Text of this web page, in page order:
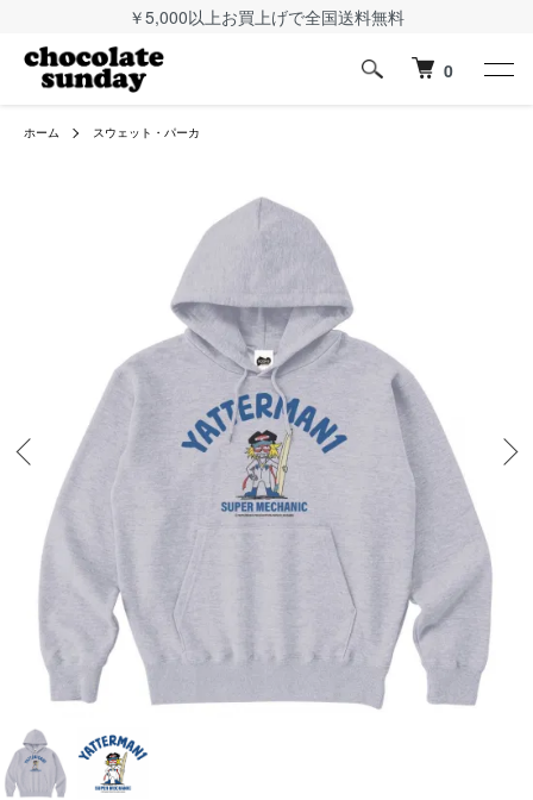
￥5,000以上お買上げで全国送料無料
0
ホーム スウェット・パーカ